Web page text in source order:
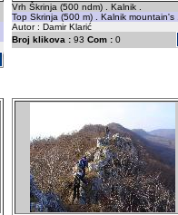
Vrh Škrinja (500 ndm) . Kalnik .
Top Skrinja (500 m) . Kalnik mountain's .
Autor : Damir Klarić
Broj klikova : 93 Com : 0